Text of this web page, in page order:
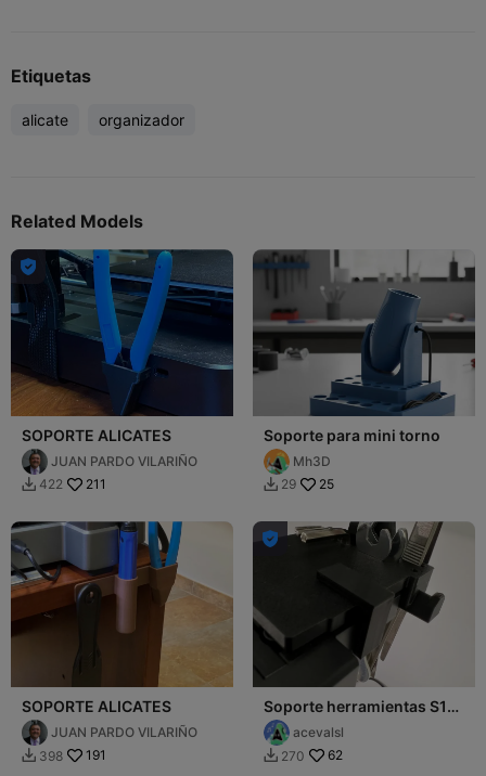
Etiquetas
alicate organizador
Related Models

SOPORTE ALICATES
JUAN PARDO VILARIÑO
 422 211
Soporte para mini torno
Mh3D
 29 25
SOPORTE ALICATES
JUAN PARDO VILARIÑO
 398 191

Soporte herramientas S1
pro acevalsl
 270 62